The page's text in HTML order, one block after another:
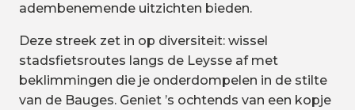
adembenemende uitzichten bieden.
Deze streek zet in op diversiteit: wissel
stadsfietsroutes langs de Leysse af met
beklimmingen die je onderdompelen in de stilte
van de Bauges. Geniet ’s ochtends van een kopje